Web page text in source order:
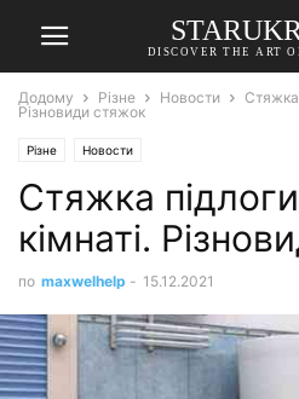
DISCOVER THE ART
Додому Різне Новости
Стяжка
Різновиди стяжок
Різне Новости
Стяжка
кімнаті.
по maxwelhelp - 15.12.2021